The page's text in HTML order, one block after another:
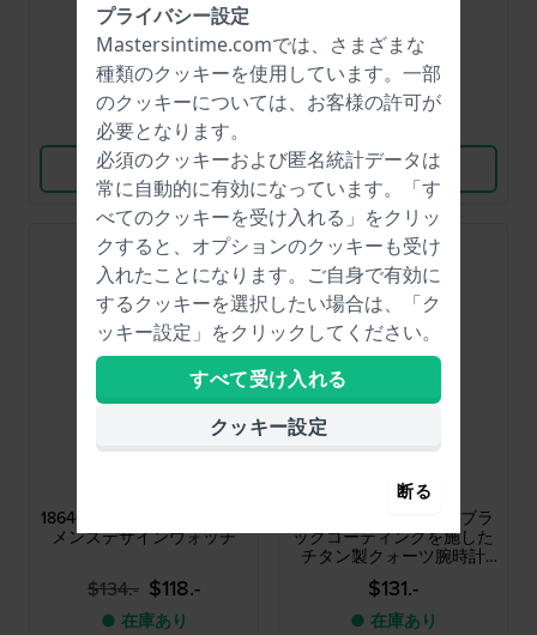
$189.- $110.-
● 在庫あり
比較
商品を見る
$242.- $110.-
● 在庫あり
商品を見る
18640-567 40 mm チタン製
メンズデザインウォッチ
$134.- $118.-
● 在庫あり
IQ34Q199
Rhine Medium 35 mm ブラ
ックコーティングを施した
チタン製クォーツ腕時計
（日付表示付き）
$131.-
● 在庫あり
プライバシー設定
Mastersintime.comでは、さまざまな
種類のクッキーを使用しています。一部
のクッキーについては、お客様の許可が
必要となります。
必須のクッキーおよび匿名統計データは
常に自動的に有効になっています。「す
べてのクッキーを受け入れる」をクリッ
クすると、オプションのクッキーも受け
入れたことになります。ご自身で有効に
するクッキーを選択したい場合は、「ク
ッキー設定」をクリックしてください。
すべて受け入れる
クッキー設定
断る